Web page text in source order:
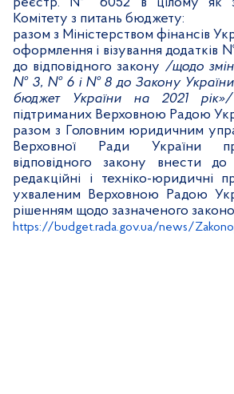
Комітету з питань бюджету:
разом з Міністерством фінансів
оформлення і візування
до відповідного закону /щодо
№ 3, № 6 і № 8 до Закону
бюджет України на 2021 рік»/
підтриманих Верховною Радою
разом з Головним юридичним
Верховної Ради України
відповідного закону внести до
редакційні і техніко-юридичні
ухваленим Верховною Радою
рішенням щодо зазначеного
https://budget.rada.gov.ua/news/